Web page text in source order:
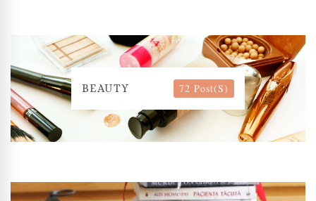
BEAUTY 72 Post(s)